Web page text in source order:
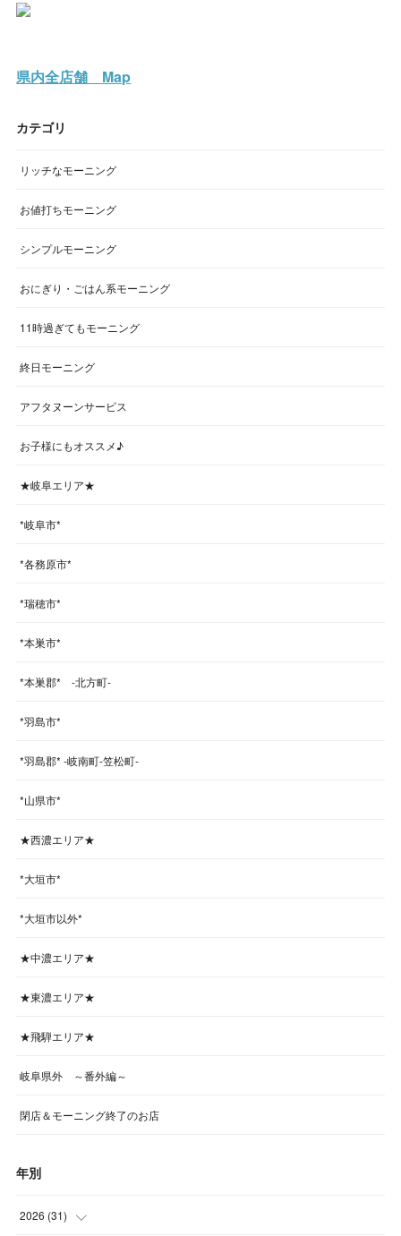
県内全店舗 Map
カテゴリ
リッチなモーニング
お値打ちモーニング
シンプルモーニング
おにぎり・ごはん系モーニング
11時過ぎてもモーニング
終日モーニング
アフタヌーンサービス
お子様にもオススメ♪
★岐阜エリア★
*岐阜市*
*各務原市*
*瑞穂市*
*本巣市*
*本巣郡* -北方町-
*羽島市*
*羽島郡* -岐南町-笠松町-
*山県市*
★西濃エリア★
*大垣市*
*大垣市以外*
★中濃エリア★
★東濃エリア★
★飛騨エリア★
岐阜県外 ～番外編～
閉店＆モーニング終了のお店
年別
2026 (31)